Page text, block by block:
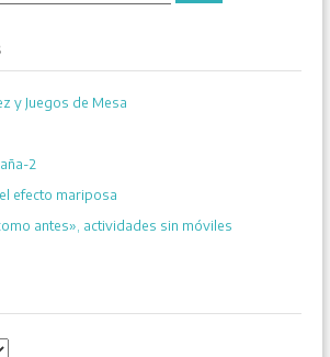
y Juegos de Mesa
2
efecto mariposa
antes», actividades sin móviles